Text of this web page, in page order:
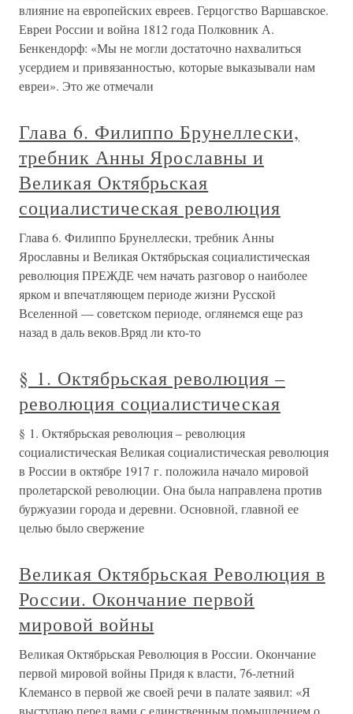
влияние на европейских евреев. Герцогство Варшавское.
Евреи России и война 1812 года Полковник А.
Бенкендорф: «Мы не могли достаточно нахвалиться
усердием и привязанностью‚ которые выказывали нам
евреи». Это же отмечали
Глава 6. Филиппо Брунеллески,
требник Анны Ярославны и
Великая Октябрьская
социалистическая революция
Глава 6. Филиппо Брунеллески, требник Анны
Ярославны и Великая Октябрьская социалистическая
революция ПРЕЖДЕ чем начать разговор о наиболее
ярком и впечатляющем периоде жизни Русской
Вселенной — советском периоде, оглянeмся еще раз
назад в даль веков.Вряд ли кто-то
§ 1. Октябрьская революция –
революция социалистическая
§ 1. Октябрьская революция – революция
социалистическая Великая социалистическая революция
в России в октябре 1917 г. положила начало мировой
пролетарской революции. Она была направлена против
буржуазии города и деревни. Основной, главной ее
целью было свержение
Великая Октябрьская Революция в
России. Окончание первой
мировой войны
Великая Октябрьская Революция в России. Окончание
первой мировой войны Придя к власти, 76-летний
Клемансо в первой же своей речи в палате заявил: «Я
выступаю перед вами с единственным помышлением о